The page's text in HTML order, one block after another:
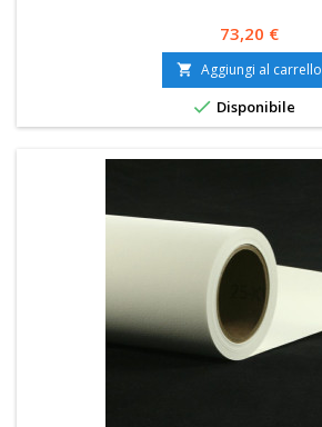
Prezzo
73,20 €
 Aggiungi al carrello
 Disponibile